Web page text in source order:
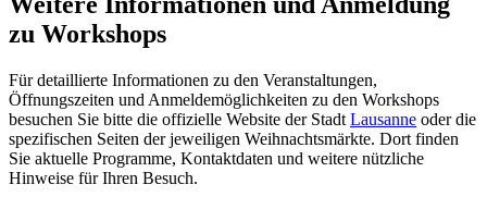
zu Workshops
Für detaillierte Informationen zu den Veranstaltungen,
Öffnungszeiten und Anmeldemöglichkeiten zu den Workshops
besuchen Sie bitte die offizielle Website der Stadt Lausanne oder die
spezifischen Seiten der jeweiligen Weihnachtsmärkte. Dort finden
Sie aktuelle Programme, Kontaktdaten und weitere nützliche
Hinweise für Ihren Besuch.